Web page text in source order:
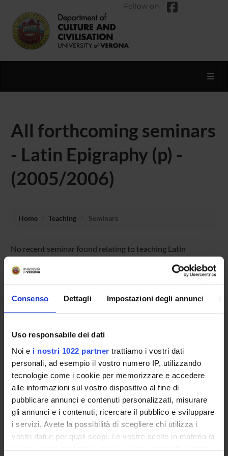
Consenso Dettagli Impostazioni degli annunci
Uso responsabile dei dati
Noi e i nostri 1022 partner trattiamo i vostri dati
personali, ad esempio il vostro numero IP, utilizzando
tecnologie come i cookie per memorizzare e accedere
alle informazioni sul vostro dispositivo al fine di
pubblicare annunci e contenuti personalizzati, misurare
gli annunci e i contenuti, ricercare il pubblico e sviluppare
i servizi. Avete la possibilità di scegliere chi utilizza i
vostri dati e per quali scopi. Le vostre scelte in materia di
privacy sono applicabili solo su questa proprietà digitale
Follow on
All forthcoming seminars
- Latin Epigraphy (p) -
(2005/2006)
Home Teaching Seminars
No recent seminar found relating to teaching Latin
Epigraphy (p).
PHD PROGRAMMES AND POSTGRADUATE
TRAINING
Contacts
People
Places
Calendar